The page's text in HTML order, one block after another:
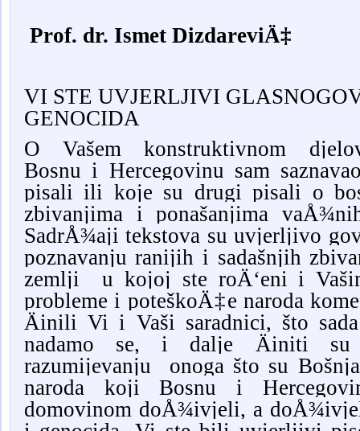
Prof. dr. Ismet DizdareviÄ‡
VI STE UVJERLJIVI
GENOCIDA
O Vašem konstruktivnom
Bosnu i Hercegovinu sam
pisali ili koje su drugi pisali o
zbivanjima i ponašanjima
SadrÅ¾aji tekstova su uvjerljivo
poznavanju ranijih i sadašnjih
zemlji u kojoj ste roÄ‘eni i
probleme i poteškoÄ‡e naroda
Äinili Vi i Vaši saradnici, što
nadamo se, i dalje Äiniti su
razumijevanju onoga što su
naroda koji Bosnu i
domovinom doÅ¾ivjeli, a